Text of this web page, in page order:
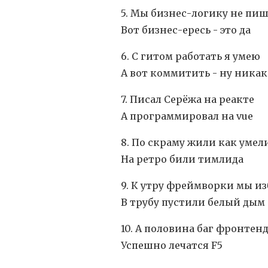
5. Мы бизнес-логику не
Вот бизнес-ересь - это да
6. С гитом работать я умею
А вот коммитить - ну никак
7. Писал Серёжа на реакте
А программировал на vue
8. По скраму жили как
На ретро били тимлида
9. К утру фреймворки мы
В трубу пустили белый дым
10. А половина баг
Успешно лечатся F5